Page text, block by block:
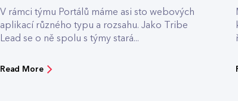
V rámci týmu Portálů máme asi sto webových
aplikací různého typu a rozsahu. Jako Tribe
Lead se o ně spolu s týmy stará...
Read More